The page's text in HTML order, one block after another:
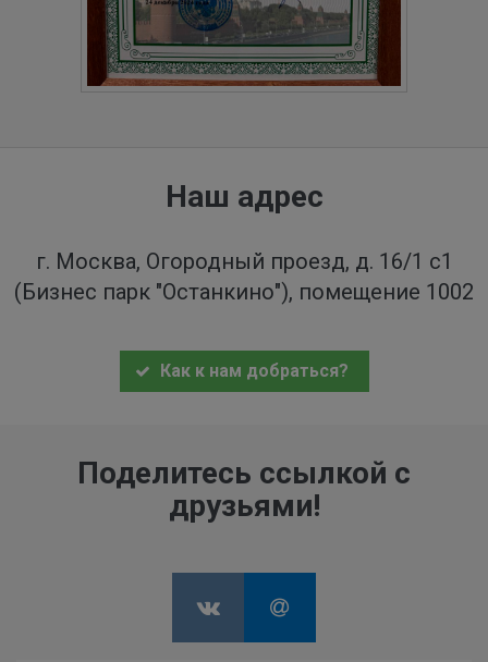
Наш адрес
г. Москва, Огородный проезд, д. 16/1 с1
(Бизнес парк "Останкино"), помещение 1002
Как к нам добраться?
Поделитесь ссылкой с
друзьями!